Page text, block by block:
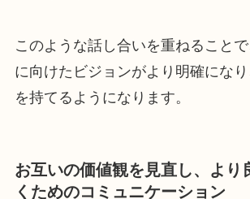
このような話し合いを重ねること
に向けたビジョンがより明確にな
を持てるようになります。
お互いの価値観を見直し、より
くためのコミュニケーション